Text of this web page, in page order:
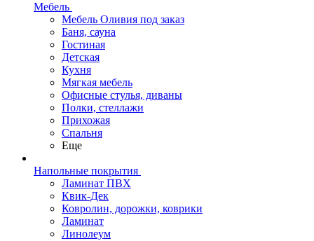
Мебель
Мебель Оливия под заказ
Баня, сауна
Гостиная
Детская
Кухня
Мягкая мебель
Офисные стулья, диваны
Полки, стеллажи
Прихожая
Спальня
Еще
Напольные покрытия
Ламинат ПВХ
Квик-Дек
Ковролин, дорожки, коврики
Ламинат
Линолеум